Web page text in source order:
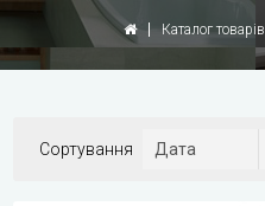
Каталог товарів
Сортування